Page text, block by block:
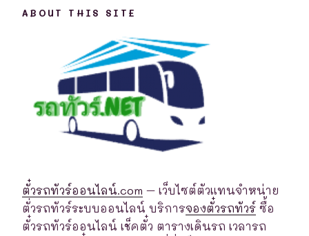
ABOUT THIS SITE
ตั๋วรถทัวร์ออนไลน์.com – เว็บไซต์ตัวแทนจำหน่าย
ตั่วรถทัวร์ระบบออนไลน์ บริการจองตั๋วรถทัวร์ ซื้อ
ตั๋วรถทัวร์ออนไลน์ เช็คตั๋ว ตารางเดินรถ เวลารถ